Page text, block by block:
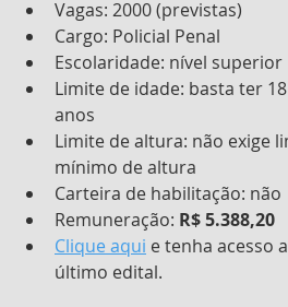
Vagas: 2000 (previstas)
Cargo: Policial Penal
Escolaridade: nível superior
Limite de idade: basta ter 18
anos
Limite de altura: não exige
mínimo de altura
Carteira de habilitação: não
Remuneração: R$ 5.388,20
Clique aqui e tenha acesso
último edital.